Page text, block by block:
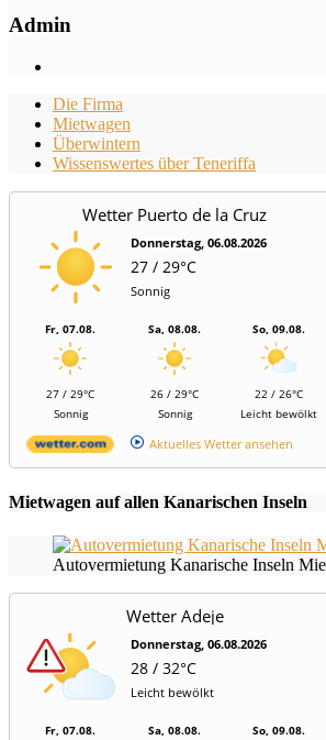
Admin
Die Firma
Mietwagen
Überwintern
Wissenswertes über Teneriffa
Wetter Puerto de la Cruz
Donnerstag, 06.08.2026
27 / 29°C
Sonnig
Fr, 07.08.
27 / 29°C
Sonnig
Sa, 08.08.
26 / 29°C
Sonnig
So, 09.08.
22 / 26°C
Leicht bewölkt
Aktuelles Wetter ansehen
Mietwagen auf allen Kanarischen Inseln
Autovermietung Kanarische Inseln
Wetter Adeje
Donnerstag, 06.08.2026
28 / 32°C
Leicht bewölkt
Fr, 07.08. Sa, 08.08. So, 09.08.